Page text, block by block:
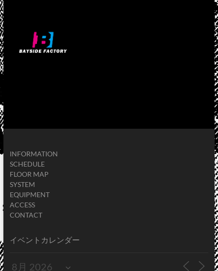
INFORMATION
SCHEDULE
FLOOR MAP
SYSTEM
EQUIPMENT
ACCESS
CONTACT
イベントカレンダー